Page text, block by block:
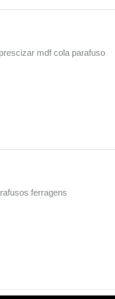
mdf cola parafusos
ferragens